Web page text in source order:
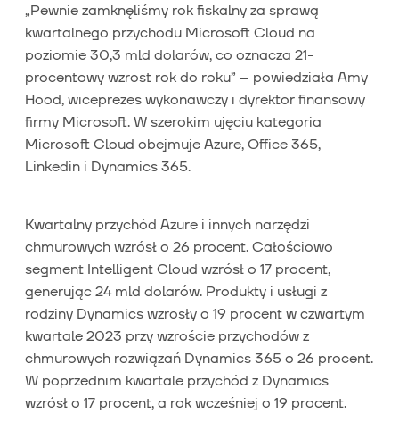
„Pewnie zamknęliśmy rok fiskalny za sprawą
kwartalnego przychodu Microsoft Cloud na
poziomie 30,3 mld dolarów, co oznacza 21-
procentowy wzrost rok do roku” – powiedziała Amy
Hood, wiceprezes wykonawczy i dyrektor finansowy
firmy Microsoft. W szerokim ujęciu kategoria
Microsoft Cloud obejmuje Azure, Office 365,
Linkedin i Dynamics 365.
Kwartalny przychód Azure i innych narzędzi
chmurowych wzrósł o 26 procent. Całościowo
segment Intelligent Cloud wzrósł o 17 procent,
generując 24 mld dolarów. Produkty i usługi z
rodziny Dynamics wzrosły o 19 procent w czwartym
kwartale 2023 przy wzroście przychodów z
chmurowych rozwiązań Dynamics 365 o 26 procent.
W poprzednim kwartale przychód z Dynamics
wzrósł o 17 procent, a rok wcześniej o 19 procent.